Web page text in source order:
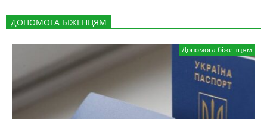
ДОПОМОГА БІЖЕНЦЯМ
Допомога біженцям